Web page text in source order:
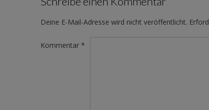
Deine E-Mail-Adresse wird nicht veröffentlicht.
Kommentar *